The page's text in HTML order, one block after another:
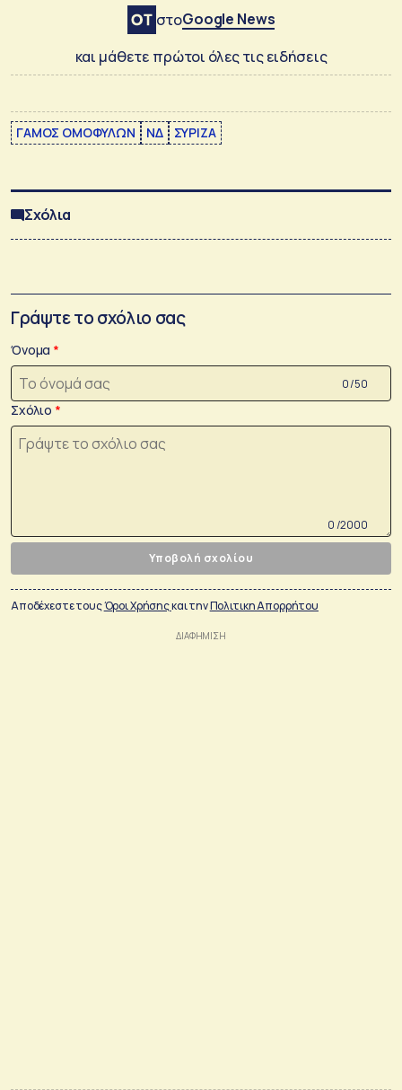
στοGoogle News
και μάθετε πρώτοι όλες τις ειδήσεις
ΓΑΜΟΣ ΟΜΟΦΥΛΩΝ ΝΔ ΣΥΡΙΖΑ
Σχόλια
Γράψτε το σχόλιο σας
Όνομα
0 /50
Σχόλιο
0 /2000
Υποβολή σχολίου
Αποδέχεστε τουςΌροι Χρήσηςκαι τηνΠολιτικη Απορρήτου